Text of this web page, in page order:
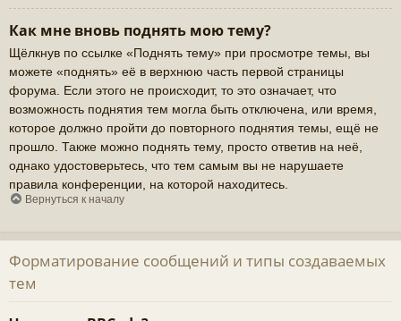
Как мне вновь поднять мою тему?
Щёлкнув по ссылке «Поднять тему» при просмотре темы, вы
можете «поднять» её в верхнюю часть первой страницы
форума. Если этого не происходит, то это означает, что
возможность поднятия тем могла быть отключена, или время,
которое должно пройти до повторного поднятия темы, ещё не
прошло. Также можно поднять тему, просто ответив на неё,
однако удостоверьтесь, что тем самым вы не нарушаете
правила конференции, на которой находитесь.
Вернуться к началу
Форматирование сообщений и типы создаваемых
тем